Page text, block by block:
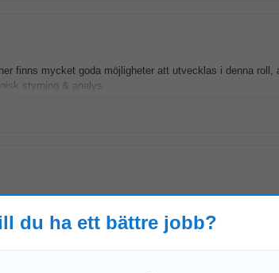
finns mycket goda möjligheter att utvecklas i denna roll,
styrning & analys...
och visualisera verksamheten med hjälp av olika
styrande dokument...
du ha ett bättre jobb?